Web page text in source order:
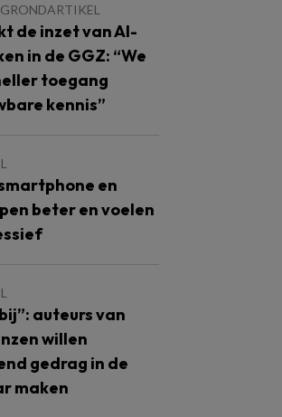
de inzet van AI-
in de GGZ: “We
toegang
kennis”
en
beter en voelen
auteurs van
willen
gedrag in de
maken